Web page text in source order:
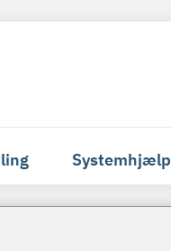
Systemhjælp